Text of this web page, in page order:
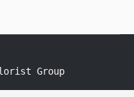
Group